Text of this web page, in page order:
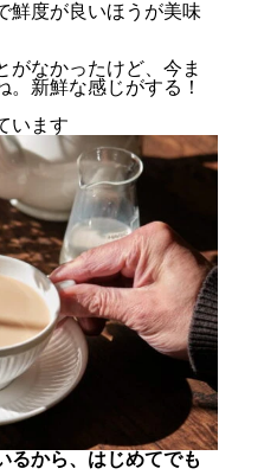
鮮度が良いほうが美味
がなかったけど、今ま
。新鮮な感じがする！
います
るから、はじめてでも